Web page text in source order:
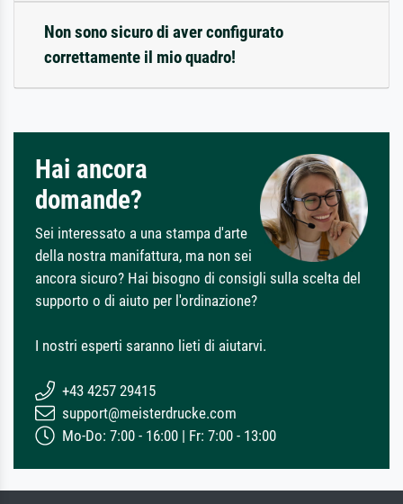
Non sono sicuro di aver configurato
correttamente il mio quadro!
Hai ancora
domande?
Sei interessato a una stampa d'arte
della nostra manifattura, ma non sei
ancora sicuro? Hai bisogno di consigli sulla scelta del
supporto o di aiuto per l'ordinazione?
I nostri esperti saranno lieti di aiutarvi.
+43 4257 29415
support@meisterdrucke.com
Mo-Do: 7:00 - 16:00 | Fr: 7:00 - 13:00